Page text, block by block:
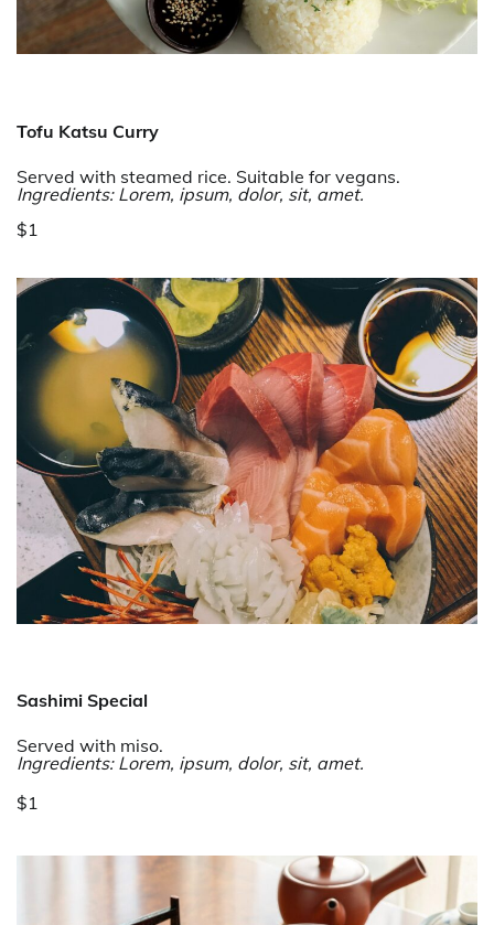
Tofu Katsu Curry
Served with steamed rice. Suitable for vegans.
Ingredients: Lorem, ipsum, dolor, sit, amet.
$1
Sashimi Special
Served with miso.
Ingredients: Lorem, ipsum, dolor, sit, amet.
$1